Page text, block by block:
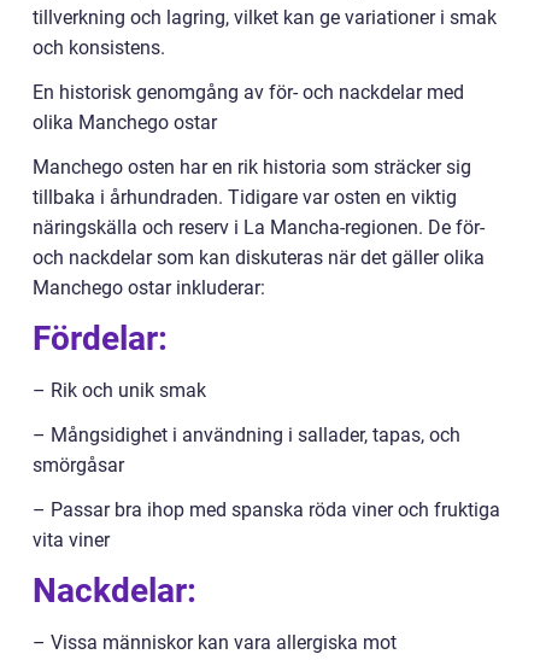
tillverkning och lagring, vilket kan ge variationer i smak
och konsistens.
En historisk genomgång av för- och nackdelar med
olika Manchego ostar
Manchego osten har en rik historia som sträcker sig
tillbaka i århundraden. Tidigare var osten en viktig
näringskälla och reserv i La Mancha-regionen. De för-
och nackdelar som kan diskuteras när det gäller olika
Manchego ostar inkluderar:
Fördelar:
– Rik och unik smak
– Mångsidighet i användning i sallader, tapas, och
smörgåsar
– Passar bra ihop med spanska röda viner och fruktiga
vita viner
Nackdelar:
– Vissa människor kan vara allergiska mot